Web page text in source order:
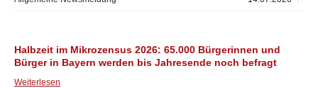
Halbzeit im Mikrozensus 2026: 65.000 Bürgerinnen und
Bürger in Bayern werden bis Jahresende noch befragt
Weiterlesen